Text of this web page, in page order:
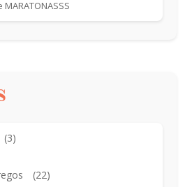
(3)
(22)